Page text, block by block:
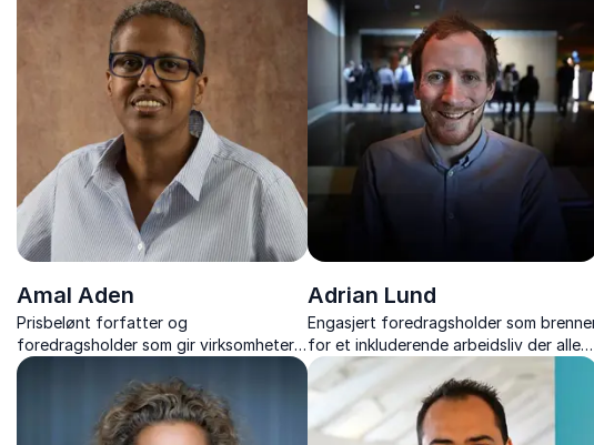
Amal Aden
Prisbelønt forfatter og
foredragsholder som gir virksomheter
konkrete verktøy for å lykkes med
mangfold, inkludering og samarbeid.
Adrian Lund
Engasjert foredragsholder som
for et inkluderende arbeidsliv der alle
personlighetstyper er verdifulle.